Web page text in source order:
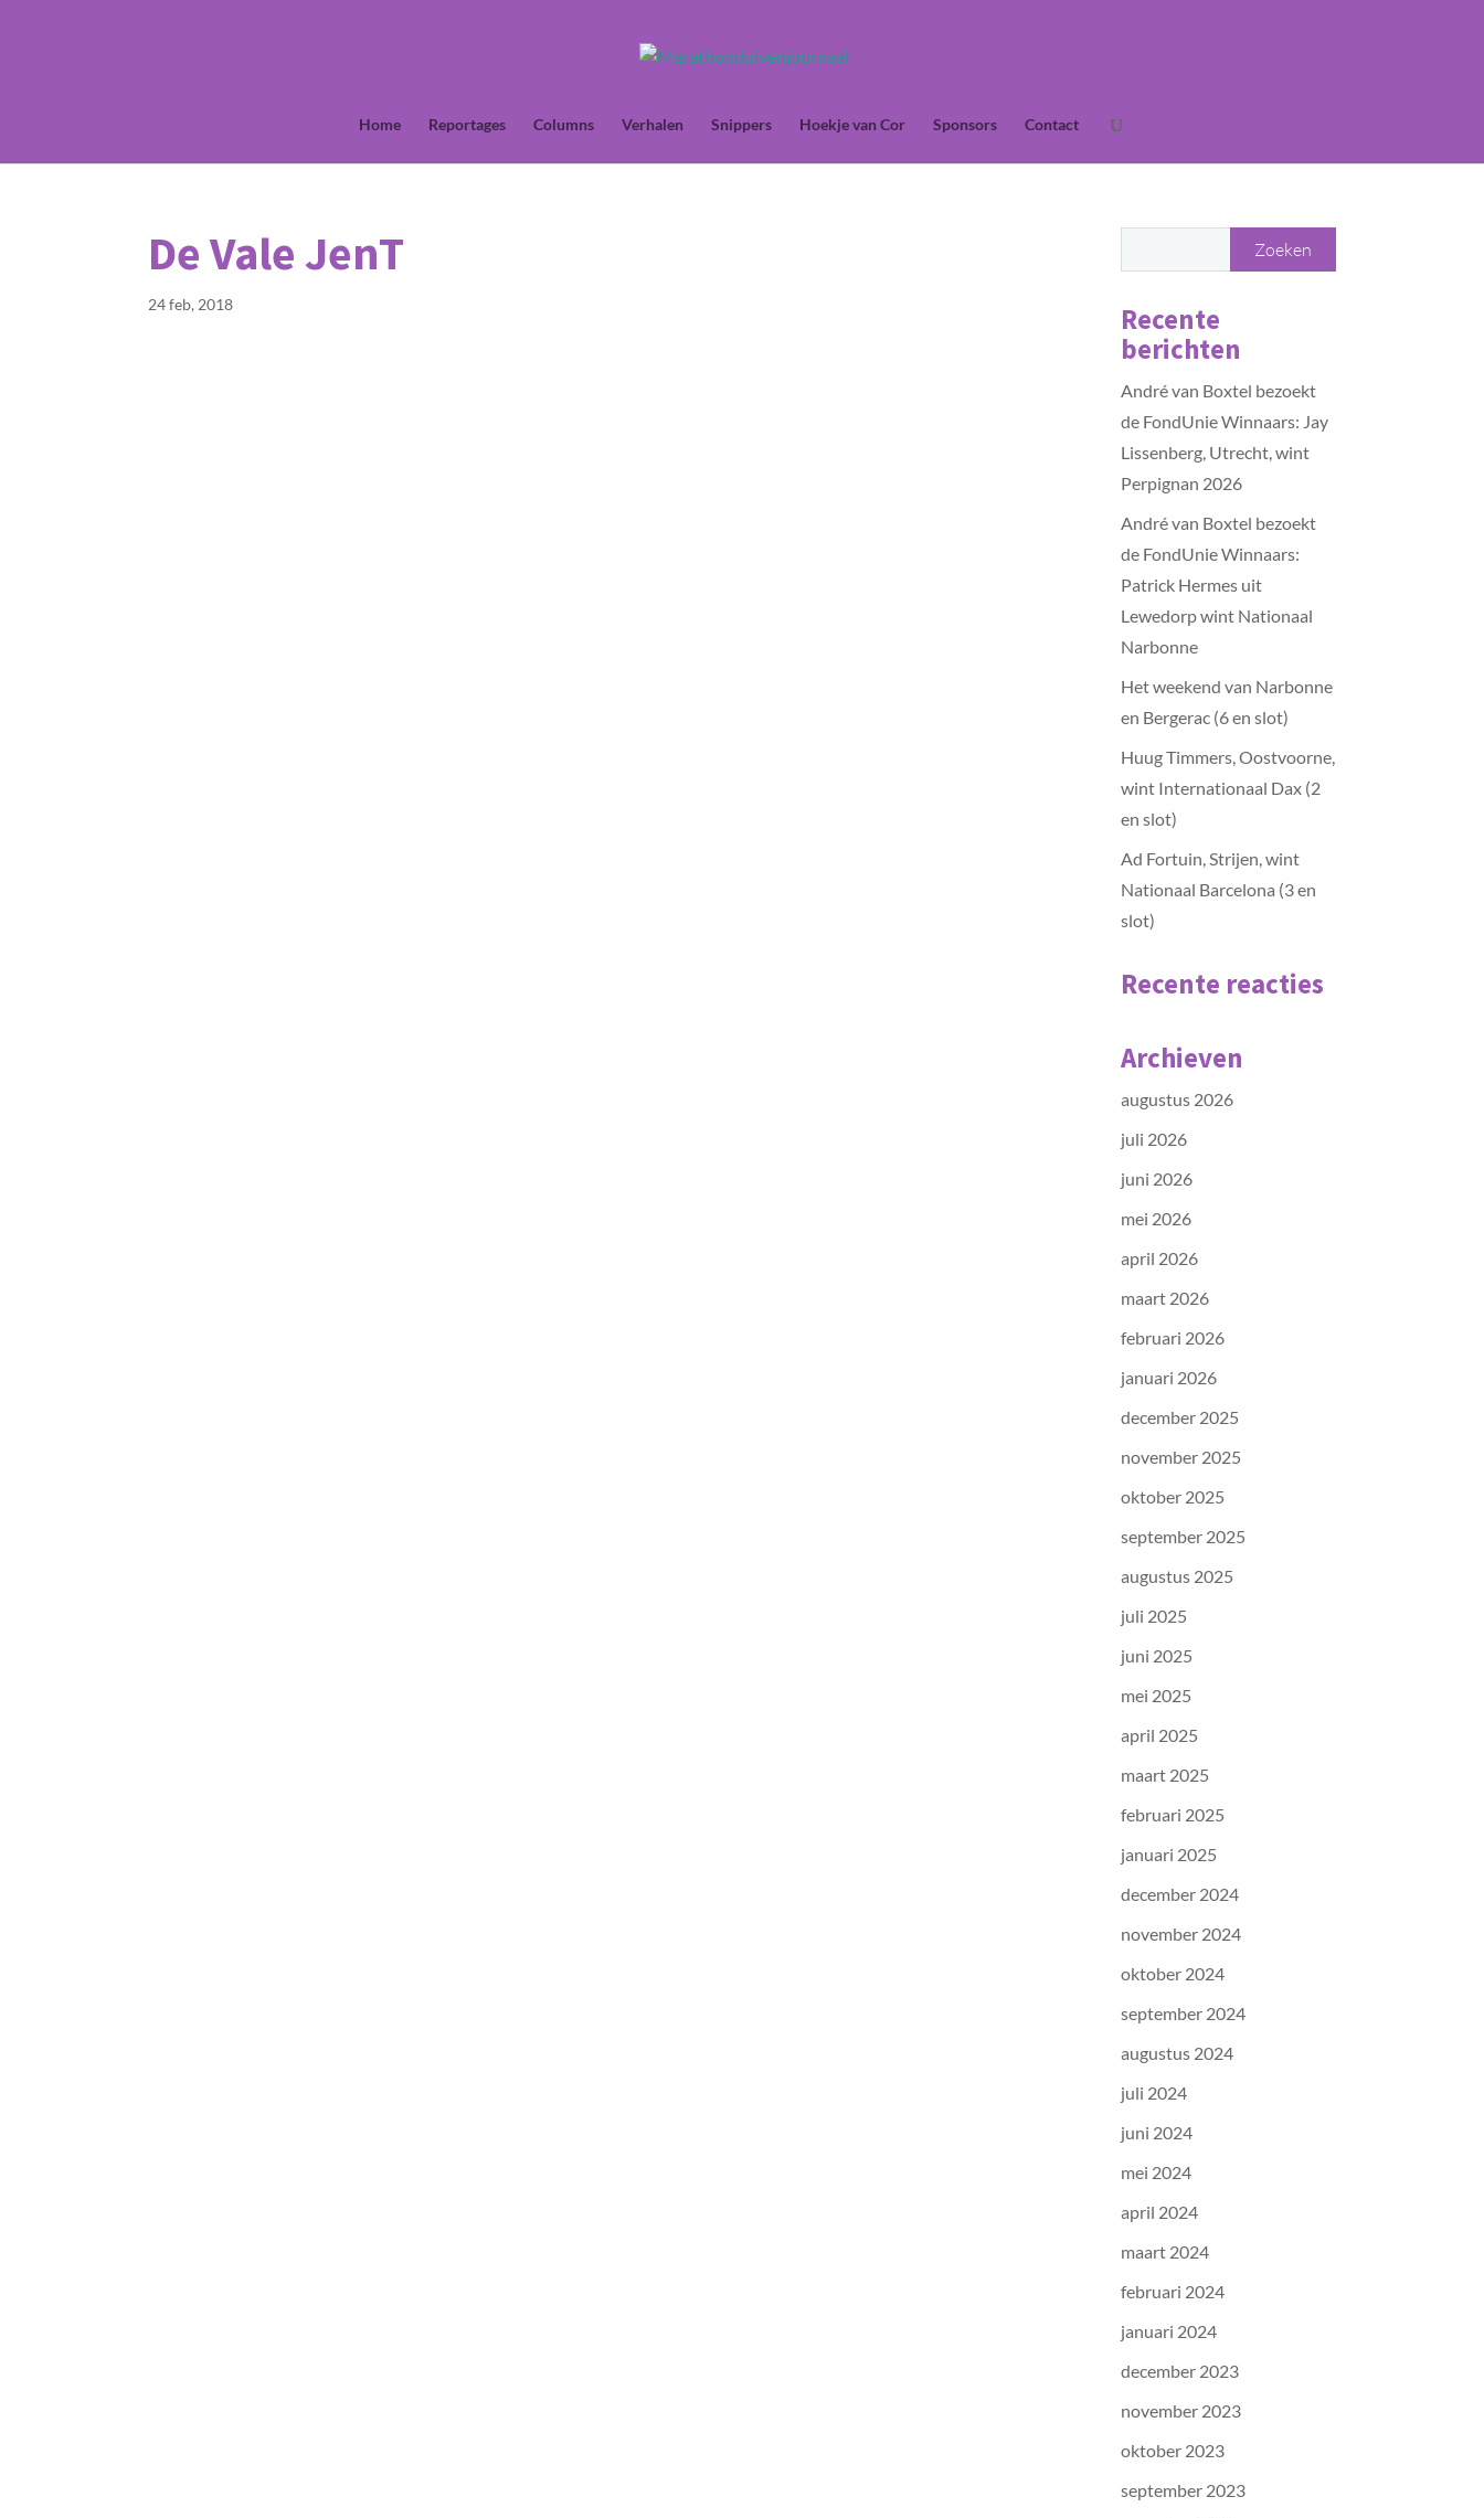
Home Reportages Columns Verhalen Snippers Hoekje van Cor Sponsors Contact
De Vale JenT
24 feb, 2018
Recente
berichten
André van Boxtel bezoekt
de FondUnie Winnaars: Jay
Lissenberg, Utrecht, wint
Perpignan 2026
André van Boxtel bezoekt
de FondUnie Winnaars:
Patrick Hermes uit
Lewedorp wint Nationaal
Narbonne
Het weekend van Narbonne
en Bergerac (6 en slot)
Huug Timmers, Oostvoorne,
wint Internationaal Dax (2
en slot)
Ad Fortuin, Strijen, wint
Nationaal Barcelona (3 en
slot)
Recente reacties
Archieven
augustus 2026
juli 2026
juni 2026
mei 2026
april 2026
maart 2026
februari 2026
januari 2026
december 2025
november 2025
oktober 2025
september 2025
augustus 2025
juli 2025
juni 2025
mei 2025
april 2025
maart 2025
februari 2025
januari 2025
december 2024
november 2024
oktober 2024
september 2024
augustus 2024
juli 2024
juni 2024
mei 2024
april 2024
maart 2024
februari 2024
januari 2024
december 2023
november 2023
oktober 2023
september 2023